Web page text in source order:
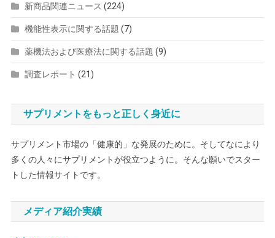
新商品関連ニュース (224)
機能性表示に関する話題 (7)
薬機法および医療法に関する話題 (9)
調査レポート (21)
サプリメントをもっと正しく身近に
サプリメント市場の「健康的」な発展のために。そしてなにより
多くの人々にサプリメントが役立つように。そんな願いでスター
トした情報サイトです。
メディア紹介実績